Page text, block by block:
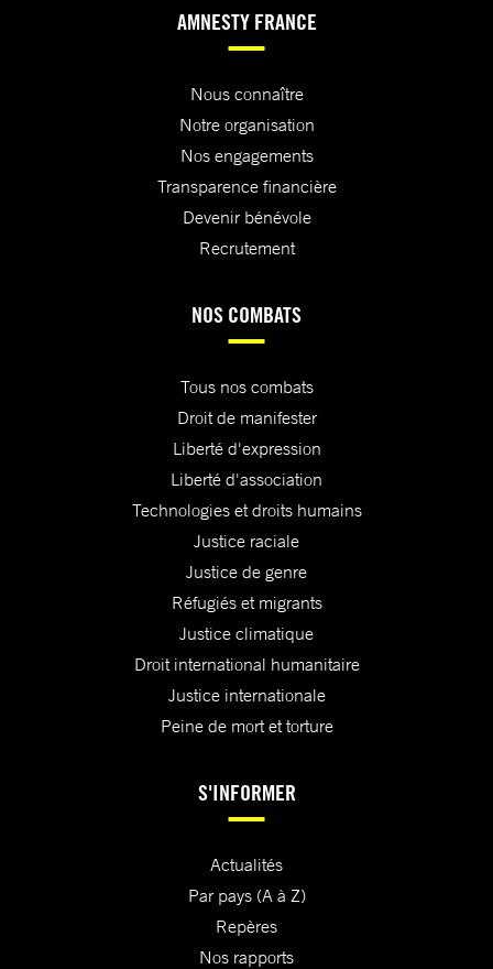
AMNESTY FRANCE
Nous connaître
Notre organisation
Nos engagements
Transparence financière
Devenir bénévole
Recrutement
NOS COMBATS
Tous nos combats
Droit de manifester
Liberté d'expression
Liberté d'association
Technologies et droits humains
Justice raciale
Justice de genre
Réfugiés et migrants
Justice climatique
Droit international humanitaire
Justice internationale
Peine de mort et torture
S'INFORMER
Actualités
Par pays (A à Z)
Repères
Nos rapports